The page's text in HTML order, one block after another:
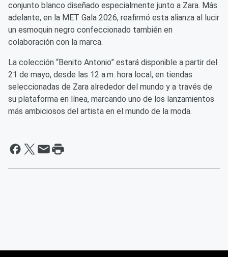
conjunto blanco diseñado especialmente junto a Zara. Más
adelante, en la MET Gala 2026, reafirmó esta alianza al lucir
un esmoquin negro confeccionado también en
colaboración con la marca.
La colección “Benito Antonio” estará disponible a partir del
21 de mayo, desde las 12 a.m. hora local, en tiendas
seleccionadas de Zara alrededor del mundo y a través de
su plataforma en línea, marcando uno de los lanzamientos
más ambiciosos del artista en el mundo de la moda.